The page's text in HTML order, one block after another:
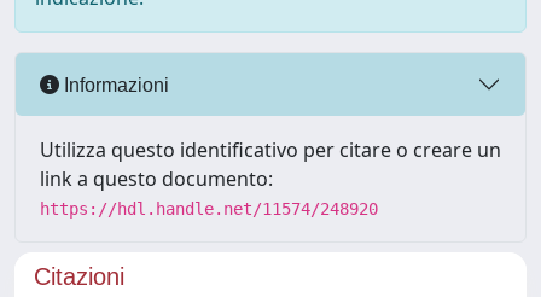
Informazioni
Utilizza questo identificativo per citare o creare un
link a questo documento:
https://hdl.handle.net/11574/248920
Citazioni